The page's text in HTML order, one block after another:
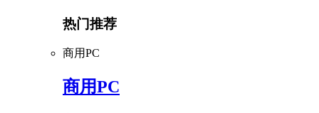
热门推荐
商用PC
商用PC